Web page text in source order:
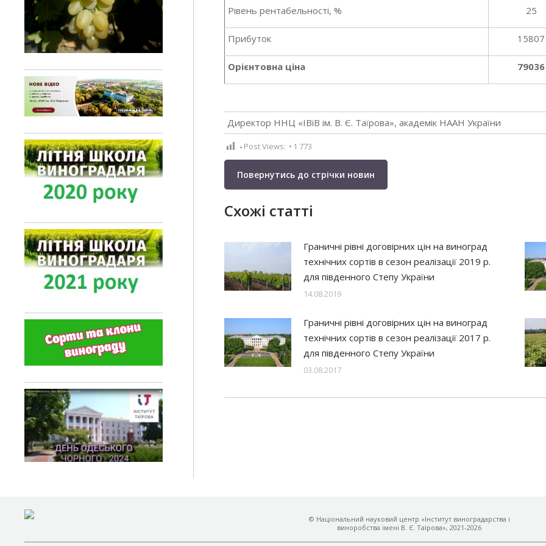
Рівень рентабельності, % 25
Прибуток 15807
Орієнтовна ціна 79036
Директор ННЦ «ІВіВ ім. В. Є. Таїрова», академік НААН України
Post Views: 1 773
Повернутись до стрічки новин
Схожі статті
Граничні рівні договірних цін на виноград
технічних сортів в сезон реалізації 2019 р.
для південного Степу України
14.08.2019
Граничні рівні договірних цін на виноград
технічних сортів в сезон реалізації 2017 р.
для південного Степу України
03.08.2017
© Національний науковий центр «Інститут виноградарства і
виноробства імені В. Є. Таїрова», 2021-2026